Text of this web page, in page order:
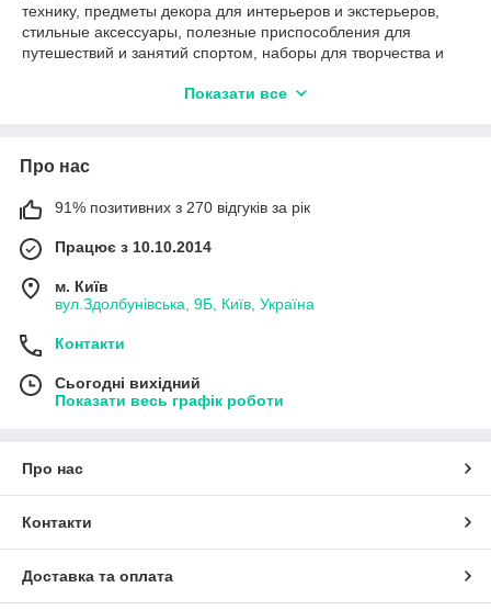
технику, предметы декора для интерьеров и экстерьеров,
стильные аксессуары, полезные приспособления для
путешествий и занятий спортом, наборы для творчества и
современными технологиями. Приятные цены и гибкая
Показати все
Про нас
91% позитивних з 270 відгуків за рік
Працює з 10.10.2014
м. Київ
вул.Здолбунівська, 9Б, Київ, Україна
Контакти
Сьогодні вихідний
Показати весь графік роботи
Про нас
Контакти
Доставка та оплата